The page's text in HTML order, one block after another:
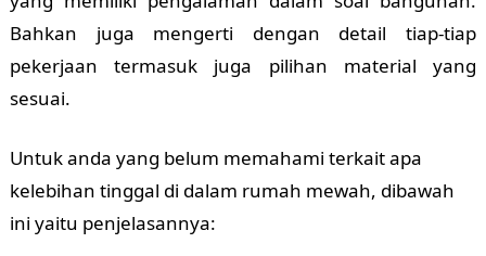
Bahkan juga mengerti dengan detail tiap-tiap
pekerjaan termasuk juga pilihan material yang
sesuai.
Untuk anda yang belum memahami terkait apa
kelebihan tinggal di dalam rumah mewah, dibawah
ini yaitu penjelasannya: